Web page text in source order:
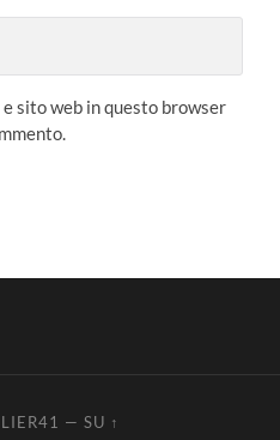
sito web in questo browser
—SU ↑